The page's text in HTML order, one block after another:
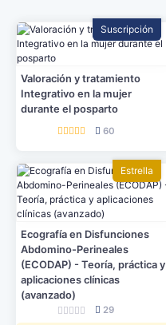
Suscripción
Valoración y tratamiento
Integrativo en la mujer
durante el posparto
60
Estrella
Ecografía en Disfunciones
Abdomino-Perineales
(ECODAP) - Teoría, práctica y
aplicaciones clínicas
(avanzado)
29